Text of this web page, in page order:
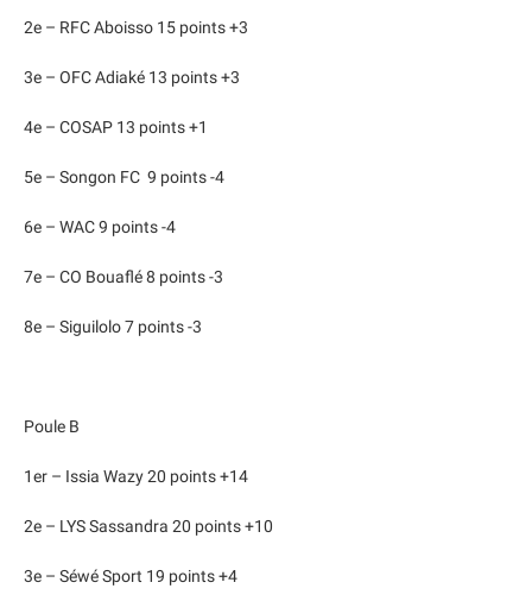
2e – RFC Aboisso 15 points +3
3e – OFC Adiaké 13 points +3
4e – COSAP 13 points +1
5e – Songon FC 9 points -4
6e – WAC 9 points -4
7e – CO Bouaflé 8 points -3
8e – Siguilolo 7 points -3
Poule B
1er – Issia Wazy 20 points +14
2e – LYS Sassandra 20 points +10
3e – Séwé Sport 19 points +4